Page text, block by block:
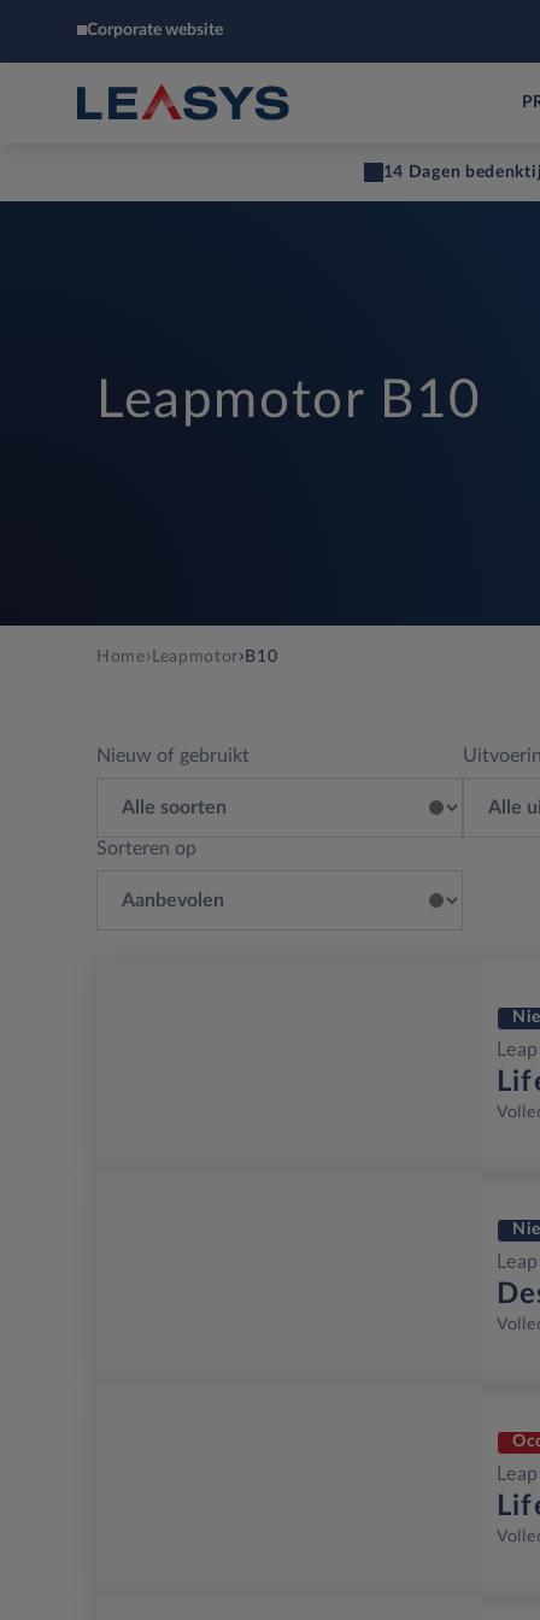
Corporate website
14 Dagen
Leapmotor B10
Home› Leapmotor› B10
Nieuw of gebruikt
Sorteren op